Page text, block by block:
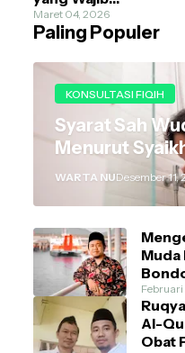
Diketahui Pecinta
Fashion
Maret 04, 2026
Paling Populer
KONSULTASI FIQIH
Syarat Sah
Menurut
WARTA NUDesember
Muda
Al-
Obat